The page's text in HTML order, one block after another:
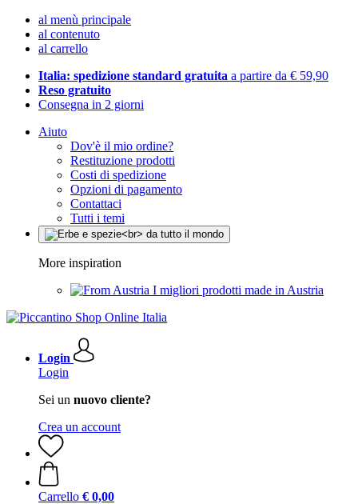
al menù principale
al contenuto
al carrello
Italia: spedizione standard gratuita a partire da € 59,90
Reso gratuito
Consegna in 2 giorni
Aiuto
Dov'è il mio ordine?
Restituzione prodotti
Costi di spedizione
Opzioni di pagamento
Contattaci
Tutti i temi
More inspiration
I migliori prodotti made in Austria
Login
Login
Sei un nuovo cliente?
Crea un account
Carrello € 0,00